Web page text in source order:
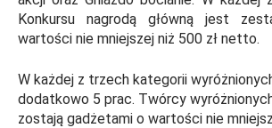
Konkursu nagrodą główną jest
wartości nie mniejszej niż 500 zł netto.
W każdej z trzech kategorii
dodatkowo 5 prac. Twórcy
zostają gadżetami o wartości nie